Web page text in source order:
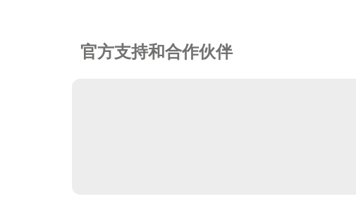
官方支持和合作伙伴